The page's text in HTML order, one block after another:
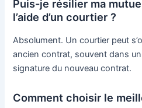
Puis-je résilier ma
l’aide d’un courtier ?
Absolument. Un courtier peut
ancien contrat, souvent dans
signature du nouveau contrat.
Comment choisir le